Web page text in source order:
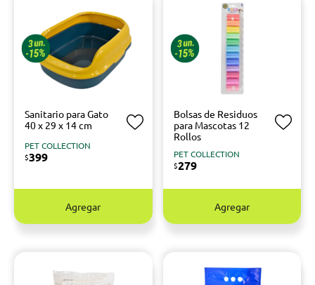
Sanitario para Gato
40 x 29 x 14 cm
PET COLLECTION
$399
Agregar
Bolsas de Residuos
para Mascotas 12
Rollos
PET COLLECTION
$279
Agregar